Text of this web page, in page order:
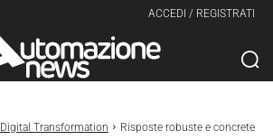
ACCEDI / REGISTRATI
Digital Transformation Risposte robuste e concrete